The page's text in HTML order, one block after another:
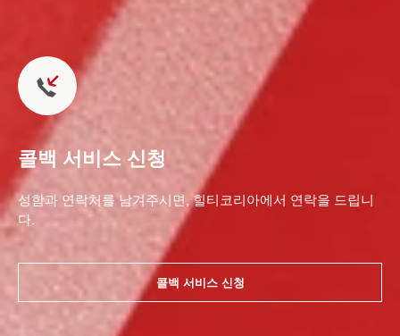
콜백 서비스 신청
성함과 연락처를 남겨주시면, 힐티코리아에서 연락을 드립니
다.
콜백 서비스 신청